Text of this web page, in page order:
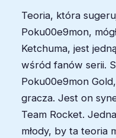
Teoria, która
Poku00e9mon,
Ketchuma, jest
wśród fanów serii.
Poku00e9mon
gracza. Jest on
Team Rocket.
młody, by ta teoria